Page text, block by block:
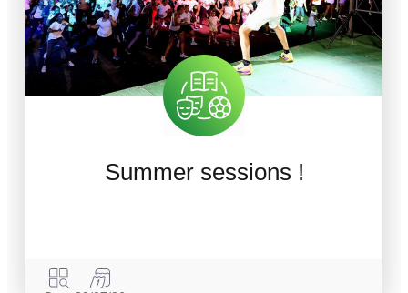
Summer sessions !